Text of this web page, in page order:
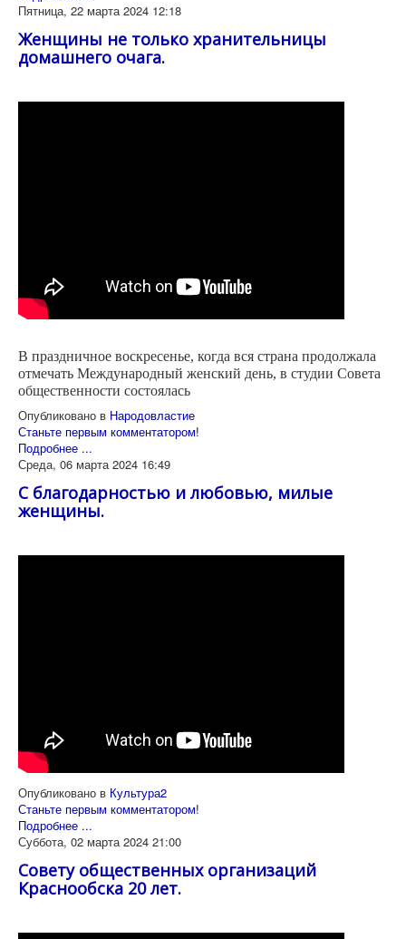
Пятница, 22 марта 2024 12:18
Женщины не только хранительницы
домашнего очага.
В праздничное воскресенье, когда вся страна продолжала
отмечать Международный женский день, в студии Совета
общественности состоялась
Опубликовано в Народовластие
Станьте первым комментатором!
Подробнее ...
Среда, 06 марта 2024 16:49
С благодарностью и любовью, милые
женщины.
Опубликовано в Культура2
Станьте первым комментатором!
Подробнее ...
Суббота, 02 марта 2024 21:00
Совету общественных организаций
Краснообска 20 лет.